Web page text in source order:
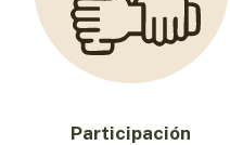
Participación